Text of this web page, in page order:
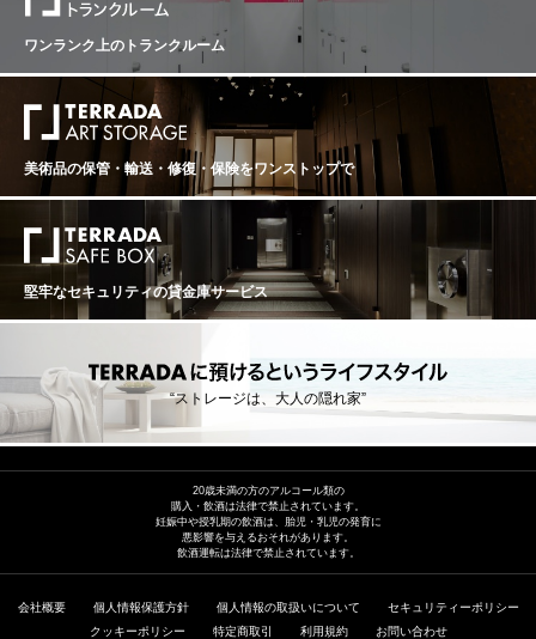
ワンランク上のトランクルーム
美術品の保管・輸送・修復・保険をワンストップで
堅牢なセキュリティの貸金庫サービス
“ストレージは、大人の隠れ家”
20歳未満の方のアルコール類の
購入・飲酒は法律で禁止されています。
妊娠中や授乳期の飲酒は、胎児・乳児の発育に
悪影響を与えるおそれがあります。
飲酒運転は法律で禁止されています。
会社概要 個人情報保護方針 個人情報の取扱いについて
セキュリティーポリシー
クッキーポリシー
特定商取引 利用規約 お問い合わせ